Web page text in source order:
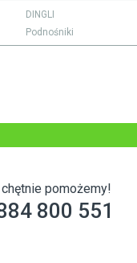
DINGLI
Podnośniki
pomożemy!
800 551